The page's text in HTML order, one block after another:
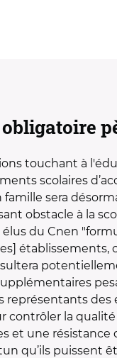
touchant à
scolaires
sera
obstacle à la
du Cnen
représentants
contrôler la
et une
qu’ils puissent